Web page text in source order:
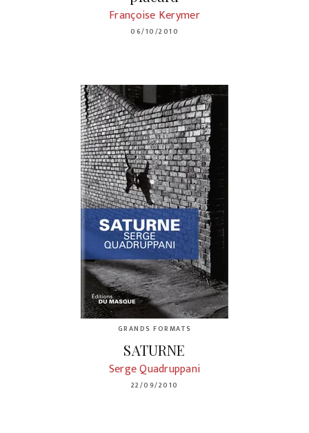
Françoise Kerymer
06/10/2010
GRANDS FORMATS
SATURNE
Serge Quadruppani
22/09/2010